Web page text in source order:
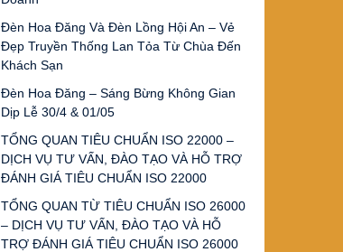
Đèn Hoa Đăng Và Đèn Lồng Hội An – Vẻ
Đẹp Truyền Thống Lan Tỏa Từ Chùa Đến
Khách Sạn
Đèn Hoa Đăng – Sáng Bừng Không Gian
Dịp Lễ 30/4 & 01/05
TỔNG QUAN TIÊU CHUẨN ISO 22000 –
DỊCH VỤ TƯ VẤN, ĐÀO TẠO VÀ HỖ TRỢ
ĐÁNH GIÁ TIÊU CHUẨN ISO 22000
TỔNG QUAN TỪ TIÊU CHUẨN ISO 26000
– DỊCH VỤ TƯ VẤN, ĐÀO TẠO VÀ HỖ
TRỢ ĐÁNH GIÁ TIÊU CHUẨN ISO 26000